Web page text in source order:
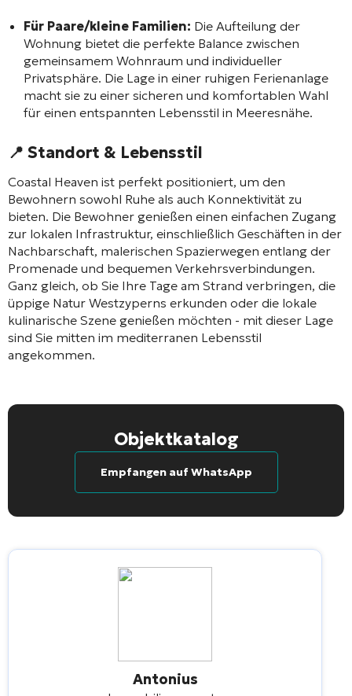
Für Paare/kleine Familien: Die Aufteilung der
Wohnung bietet die perfekte Balance zwischen
gemeinsamem Wohnraum und individueller
Privatsphäre. Die Lage in einer ruhigen Ferienanlage
macht sie zu einer sicheren und komfortablen Wahl
für einen entspannten Lebensstil in Meeresnähe.
📍 Standort & Lebensstil
Coastal Heaven ist perfekt positioniert, um den
Bewohnern sowohl Ruhe als auch Konnektivität zu
bieten. Die Bewohner genießen einen einfachen Zugang
zur lokalen Infrastruktur, einschließlich Geschäften in der
Nachbarschaft, malerischen Spazierwegen entlang der
Promenade und bequemen Verkehrsverbindungen.
Ganz gleich, ob Sie Ihre Tage am Strand verbringen, die
üppige Natur Westzyperns erkunden oder die lokale
kulinarische Szene genießen möchten - mit dieser Lage
sind Sie mitten im mediterranen Lebensstil
angekommen.
Objektkatalog
Empfangen auf WhatsApp
Antonius